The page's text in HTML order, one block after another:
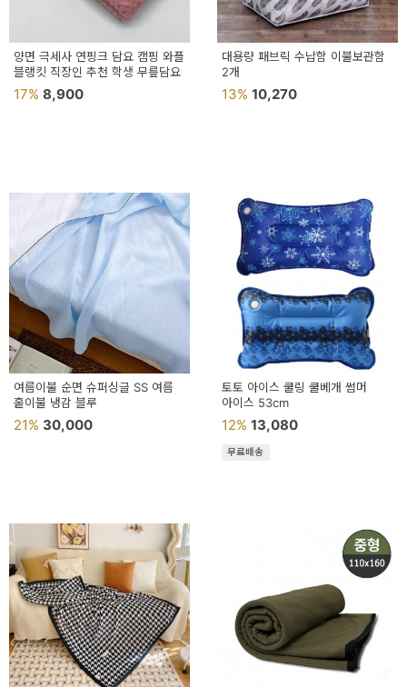
양면 극세사 연핑크 담요 캠핑 와플
블랭킷 직장인 추천 학생 무릎담요
17% 8,900
대용량 패브릭 수납함 이불보관함
2개
13% 10,270
여름이불 순면 슈퍼싱글 SS 여름
홑이불 냉감 블루
21% 30,000
토토 아이스 쿨링 쿨베개 썸머
아이스 53cm
12% 13,080
무료배송